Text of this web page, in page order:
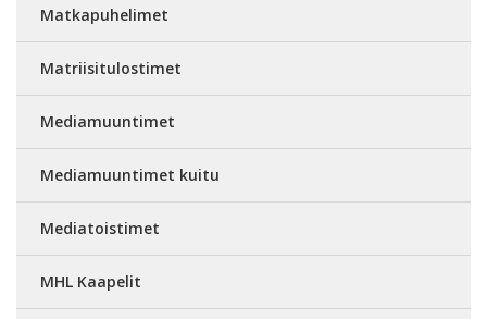
Matkapuhelimet
Matriisitulostimet
Mediamuuntimet
Mediamuuntimet kuitu
Mediatoistimet
MHL Kaapelit